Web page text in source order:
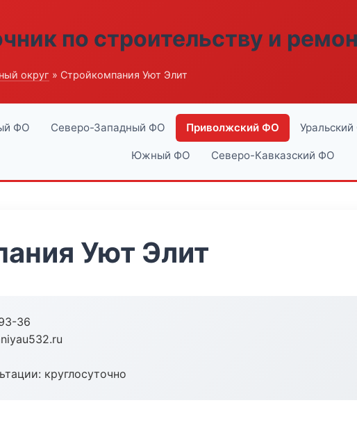
по строительству и
округ » Стройкомпания Уют Элит
ФО Северо-Западный ФО Приволжский ФО
Южный ФО Северо-Кавказский ФО
Уют Элит
36
круглосуточно